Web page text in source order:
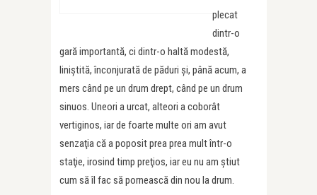
plecat
dintr-o
gară importantă, ci dintr-o haltă modestă,
liniştită, înconjurată de păduri şi, până acum, a
mers când pe un drum drept, când pe un drum
sinuos. Uneori a urcat, alteori a coborât
vertiginos, iar de foarte multe ori am avut
senzaţia că a poposit prea prea mult într-o
staţie, irosind timp preţios, iar eu nu am ştiut
cum să îl fac să pornească din nou la drum.